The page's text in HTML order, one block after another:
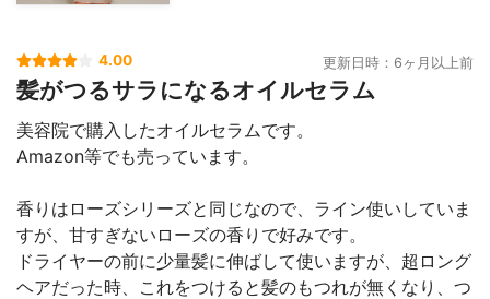
4.00 更新日時：6ヶ月以上前
髪がつるサラになるオイルセラム
美容院で購入したオイルセラムです。
Amazon等でも売っています。
香りはローズシリーズと同じなので、ライン使いしていま
すが、甘すぎないローズの香りで好みです。
ドライヤーの前に少量髪に伸ばして使いますが、超ロング
ヘアだった時、これをつけると髪のもつれが無くなり、つ